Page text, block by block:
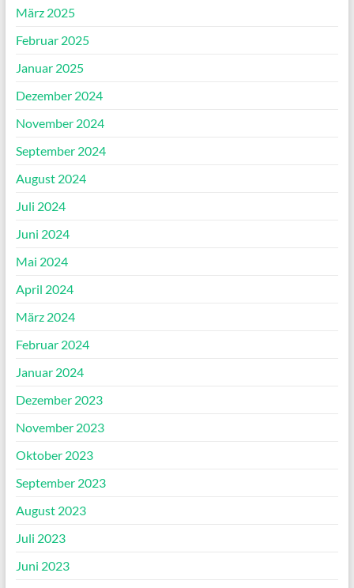
März 2025
Februar 2025
Januar 2025
Dezember 2024
November 2024
September 2024
August 2024
Juli 2024
Juni 2024
Mai 2024
April 2024
März 2024
Februar 2024
Januar 2024
Dezember 2023
November 2023
Oktober 2023
September 2023
August 2023
Juli 2023
Juni 2023